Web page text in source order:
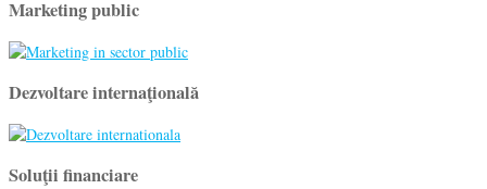
Marketing public
Dezvoltare internaţională
Soluţii financiare